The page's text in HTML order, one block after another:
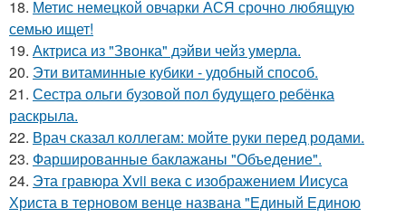
18. Метис немецкой овчарки АСЯ срочно любящую
семью ищет!
19. Актриса из "Звонка" дэйви чейз умерла.
20. Эти витаминные кубики - удобный способ.
21. Сестра ольги бузовой пол будущего ребёнка
раскрыла.
22. Врач сказал коллегам: мойте руки перед родами.
23. Фаршированные баклажаны "Объедение".
24. Эта гравюра Xvii века с изображением Иисуса
Христа в терновом венце названа "Единый Единою